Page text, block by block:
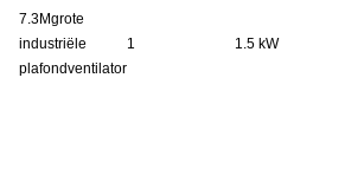
7.3Mgrote
industriële
plafondventilator
1 1.5 kW